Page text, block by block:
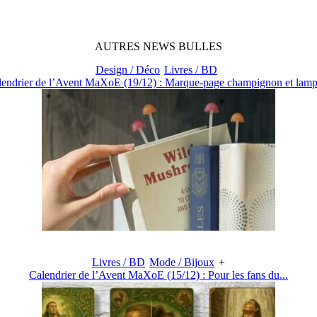
AUTRES NEWS BULLES
Design / Déco Livres / BD
de l’Avent MaXoE (19/12) : Marque-page champignon et
Livres / BD Mode / Bijoux +
Calendrier de l’Avent MaXoE (15/12) : Pour les fans du...